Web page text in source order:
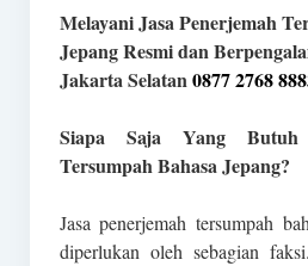
Melayani Jasa Penerjemah
Jepang Resmi dan
Jakarta Selatan0877 2768
Siapa Saja Yang Butuh
Tersumpah Bahasa Jepang?
Jasa penerjemah tersumpah
diperlukan oleh sebagian